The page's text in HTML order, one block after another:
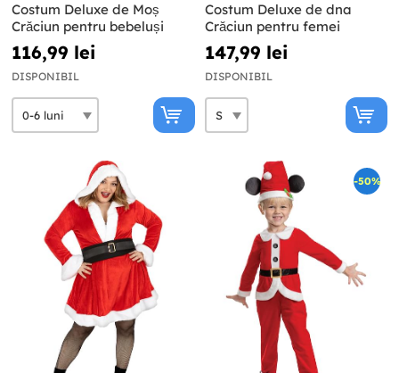
Costum Deluxe de Moș
Crăciun pentru bebeluși
116,99 lei
DISPONIBIL
Costum Deluxe de dna
Crăciun pentru femei
147,99 lei
DISPONIBIL
-50%